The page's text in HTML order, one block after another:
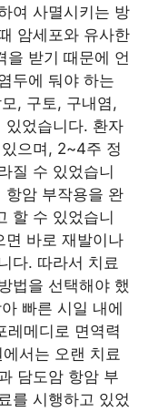
여 사멸시키는 방
암세포와 유사한
을 받기 때문에 언
두에 둬야 하는
, 구토, 구내염,
있었습니다. 환자
으며, 2~4주 정
질 수 있었습니
항암 부작용을 완
할 수 있었습니
면 바로 재발이나
다. 따라서 치료
법을 선택해야 했
빠른 시일 내에
레메디로 면역력
서는 오랜 치료
담도암 항암 부
를 시행하고 있었